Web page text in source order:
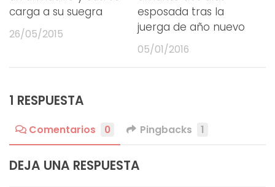
carga a su suegra
26/05/2015
esposada tras la
juerga de año nuevo
05/01/2016
1 RESPUESTA
Comentarios 0 Pingbacks 1
DEJA UNA RESPUESTA